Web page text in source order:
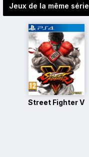
articles
Jeux de la même série
Street Fighter V